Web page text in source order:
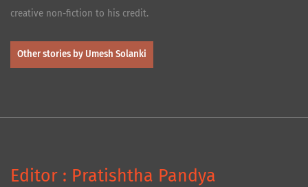
creative non-fiction to his credit.
Other stories by Umesh Solanki
Editor : Pratishtha Pandya